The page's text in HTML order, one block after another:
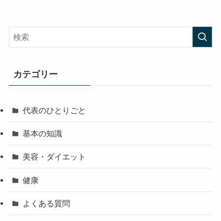
カテゴリー
代表のひとりごと
基本の知識
美容・ダイエット
健康
よくある質問